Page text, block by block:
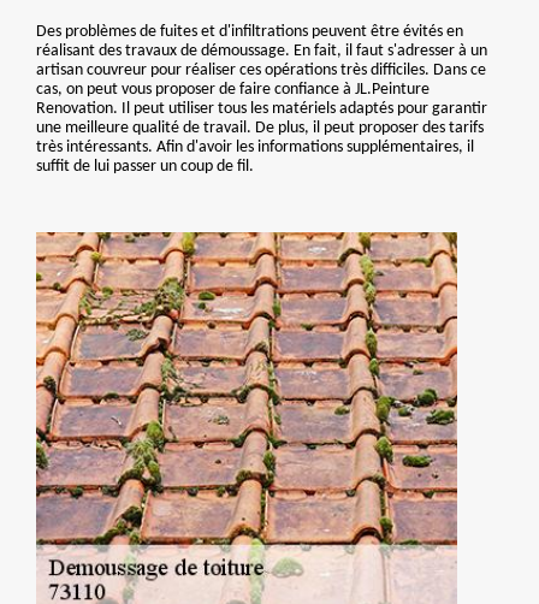
Des problèmes de fuites et d'infiltrations peuvent être évités en
réalisant des travaux de démoussage. En fait, il faut s'adresser à un
artisan couvreur pour réaliser ces opérations très difficiles. Dans ce
cas, on peut vous proposer de faire confiance à JL.Peinture
Renovation. Il peut utiliser tous les matériels adaptés pour garantir
une meilleure qualité de travail. De plus, il peut proposer des tarifs
très intéressants. Afin d'avoir les informations supplémentaires, il
suffit de lui passer un coup de fil.